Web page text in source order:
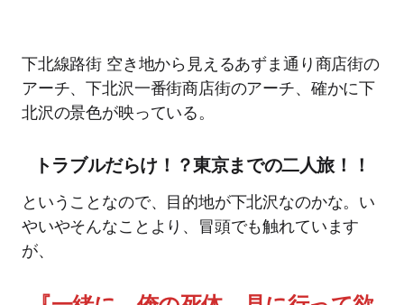
下北線路街 空き地から見えるあずま通り商店街の
アーチ、下北沢一番街商店街のアーチ、確かに下
北沢の景色が映っている。
トラブルだらけ！？東京までの二人旅！！
ということなので、目的地が下北沢なのかな。い
やいやそんなことより、冒頭でも触れています
が、